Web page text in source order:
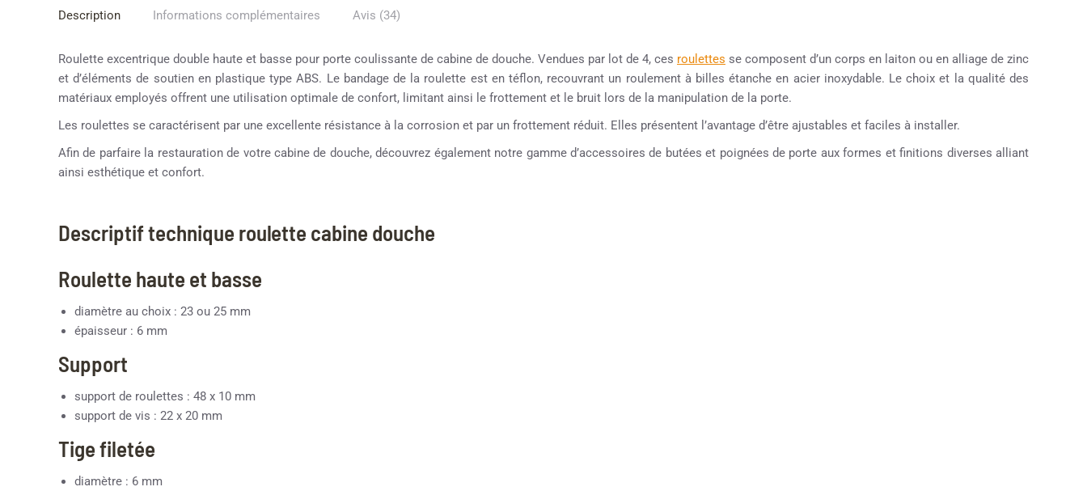
Description Informations complémentaires Avis (34)
Roulette excentrique double haute et basse pour porte coulissante de cabine de douche. Vendues par lot de 4, ces roulettes se composent d’un corps en laiton ou en alliage de zinc
et d’éléments de soutien en plastique type ABS. Le bandage de la roulette est en téflon, recouvrant un roulement à billes étanche en acier inoxydable. Le choix et la qualité des
matériaux employés offrent une utilisation optimale de confort, limitant ainsi le frottement et le bruit lors de la manipulation de la porte.
Les roulettes se caractérisent par une excellente résistance à la corrosion et par un frottement réduit. Elles présentent l’avantage d’être ajustables et faciles à installer.
Afin de parfaire la restauration de votre cabine de douche, découvrez également notre gamme d’accessoires de butées et poignées de porte aux formes et finitions diverses alliant
ainsi esthétique et confort.
Descriptif technique roulette cabine douche
Roulette haute et basse
diamètre au choix : 23 ou 25 mm
épaisseur : 6 mm
Support
support de roulettes : 48 x 10 mm
support de vis : 22 x 20 mm
Tige filetée
diamètre : 6 mm